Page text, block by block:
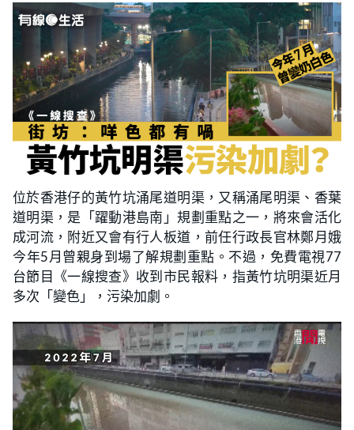
位於香港仔的黃竹坑涌尾道明渠，又稱涌尾明渠、香葉
道明渠，是「躍動港島南」規劃重點之一，將來會活化
成河流，附近又會有行人板道，前任行政長官林鄭月娥
今年5月曾親身到場了解規劃重點。不過，免費電視77
台節目《一線搜查》收到市民報料，指黃竹坑明渠近月
多次「變色」，污染加劇。